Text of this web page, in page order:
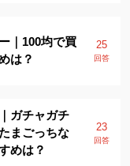
｜100均で買
は？
25
回答
ガチャガチ
まごっちな
めは？
23
回答